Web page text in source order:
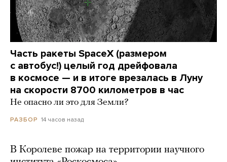
Часть ракеты SpaceX (размером
с автобус!) целый год дрейфовала
в космосе — и в итоге врезалась в Луну
на скорости 8700 километров в час
Не опасно ли это для Земли?
РАЗБОР 14 часов назад
В Королеве пожар на территории научного